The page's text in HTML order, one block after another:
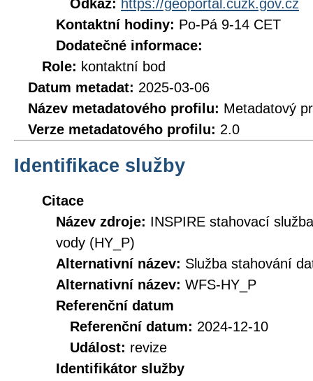
Odkaz: https://geoportal.cuzk.gov.cz
Kontaktní hodiny: Po-Pá 9-14 CET
Dodatečné informace:
Role: kontaktní bod
Datum metadat: 2025-03-06
Název metadatového profilu: Metadatový
Verze metadatového profilu: 2.0
Identifikace služby
Citace
Název zdroje: INSPIRE stahovací
vody (HY_P)
Alternativní název: Služba stahování
Alternativní název: WFS-HY_P
Referenční datum
Referenční datum: 2024-12-10
Událost: revize
Identifikátor služby